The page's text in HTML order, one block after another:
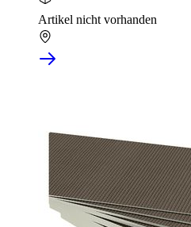
Artikel nicht vorhanden